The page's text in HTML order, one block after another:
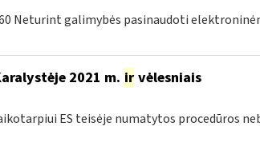
Neturint galimybės pasinaudoti
2021 m. irvėlesniais
ES teisėje numatytos procedūros